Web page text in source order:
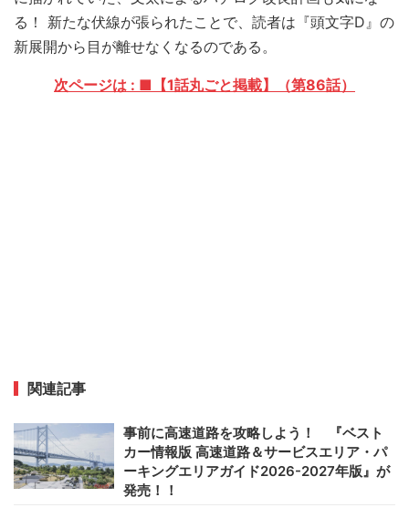
る！ 新たな伏線が張られたことで、読者は『頭文字D』の
新展開から目が離せなくなるのである。
次ページは : ■【1話丸ごと掲載】（第86話）
関連記事
事前に高速道路を攻略しよう！ 『ベスト
カー情報版 高速道路＆サービスエリア・パ
ーキングエリアガイド2026-2027年版』が
発売！！